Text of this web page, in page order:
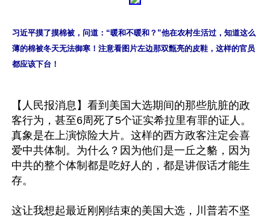
习近平摸了摸棉被，问道：“暖和不暖和？”他在农村生活过，知道这么
薄的棉被冬天无法御寒！注意看图片左边那双甑亮的皮鞋，这样的官员
都应该下台！
【人民报消息】看到美国大选期间的那些肮脏的政
客行为，甚至6周死了5个证实希拉里有罪的证人。
真象是在上演惊险大片。这样的西方政客注定会喜
爱中共体制。为什么？因为他们是一丘之貉，因为
中共的整个体制都是吃好人的，都是讲假话才能生
存。
这让我想起最近刚刚结束的美国大选，川普若不坚